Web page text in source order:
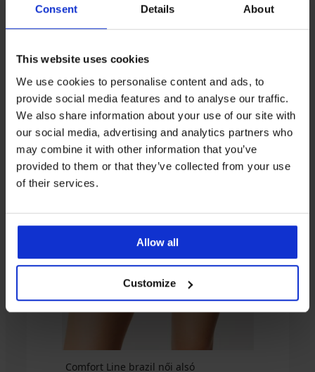
Consent Details About
This website uses cookies
We use cookies to personalise content and ads, to
provide social media features and to analyse our traffic.
We also share information about your use of our site with
our social media, advertising and analytics partners who
may combine it with other information that you’ve
provided to them or that they’ve collected from your use
of their services.
Allow all
Customize
3+1 INGYEN
Taglie
brazil
alsó
4 190
akció
3+1
Ugyanebből a kollekcióból
Comfort Line brazil női alsó